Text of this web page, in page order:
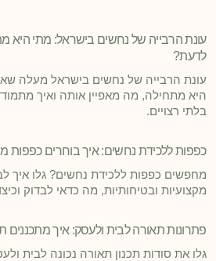
עונת הרבייה של נחשים בישראל: מתי היא
לדעת?
עונת הרבייה של נחשים בישראל מעלה
היא מתחילה, מה מאפיין אותה ואיך
בלתי רצויים.
כפפות ללכידת נחשים: איך בוחרים כפפות
מחפשים כפפות ללכידת נחשים? גלו איך
מקצועיות ובטיחותיות, מה כדאי לבדוק
פתרונות תאורה לבית ולעסק: איך מתכננים
גלו את סודות תכנון תאורה נכונה לבית